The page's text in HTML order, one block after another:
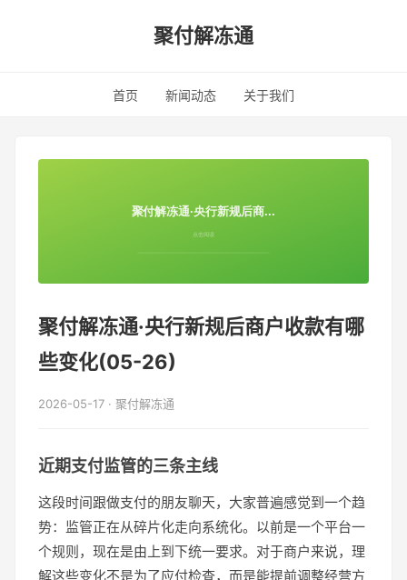
聚付解冻通
首页 新闻动态 关于我们
聚付解冻通·央行新规后商户收款有哪
些变化(05-26)
2026-05-17 · 聚付解冻通
近期支付监管的三条主线
这段时间跟做支付的朋友聊天，大家普遍感觉到一个趋
势：监管正在从碎片化走向系统化。以前是一个平台一
个规则，现在是由上到下统一要求。对于商户来说，理
解这些变化不是为了应付检查，而是能提前调整经营方